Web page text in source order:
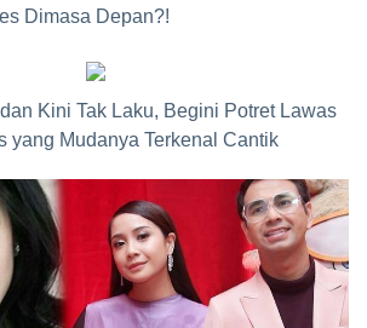
Dimasa Depan?!
Kini Tak Laku, Begini Potret Lawas
yang Mudanya Terkenal Cantik